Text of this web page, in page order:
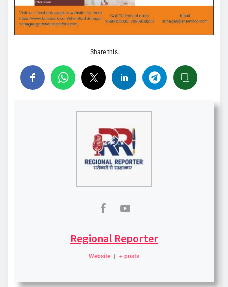
Share this…
Regional Reporter
Website + posts